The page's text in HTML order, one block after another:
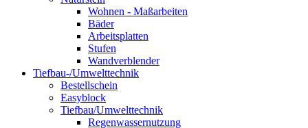
Wohnen - Maßarbeiten
Bäder
Arbeitsplatten
Stufen
Wandverblender
Tiefbau-/Umwelttechnik
Bestellschein
Easyblock
Tiefbau/Umwelttechnik
Regenwassernutzung